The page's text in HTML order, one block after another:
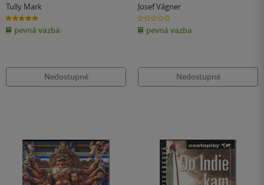
Tully Mark
5.0
z
5
hvězdiček
pevná vazba
Nedostupné
Josef Vágner
0.0
z
5
hvězdiček
pevná vazba
Nedostupné